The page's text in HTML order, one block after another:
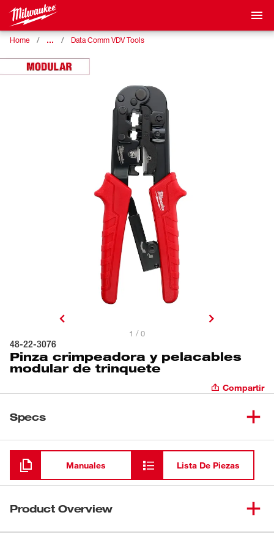
Home … Data Comm VDV Tools
1 / 0
48-22-3076
Pinza crimpeadora y pelacables
modular de trinquete
Compartir
Specs
Cargando
Manuales Lista De Piezas
Product Overview